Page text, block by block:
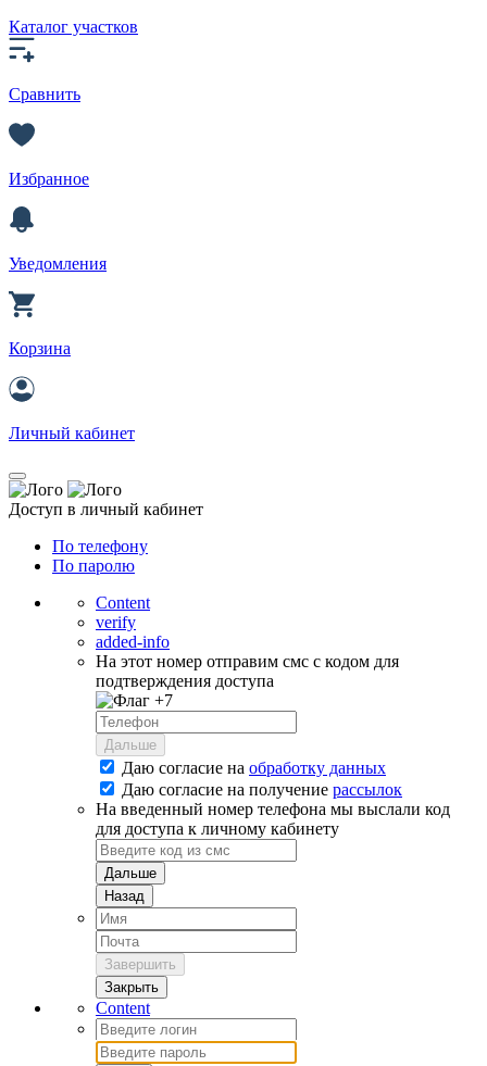
Каталог участков
Сравнить
Избранное
Уведомления
Корзина
Личный кабинет
Доступ в личный кабинет
По телефону
По паролю
Content
verify
added-info
На этот номер отправим смс с кодом для
подтверждения доступа
+7
Дальше
Даю согласие на обработку данных
Даю согласие на получение рассылок
На введенный номер телефона мы выслали код
для доступа к личному кабинету
Дальше
Назад
Завершить
Закрыть
Content